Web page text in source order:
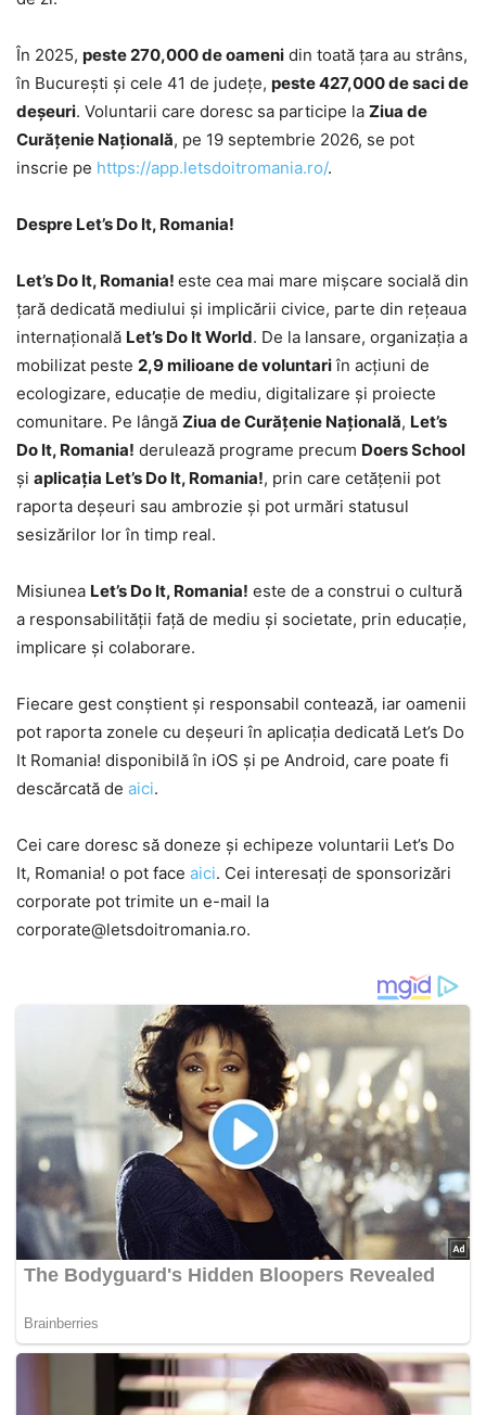
În 2025, peste 270,000 de oameni din toată țara au strâns,
în București și cele 41 de județe, peste 427,000 de saci de
deșeuri. Voluntarii care doresc sa participe la Ziua de
Curățenie Națională, pe 19 septembrie 2026, se pot
inscrie pe https://app.letsdoitromania.ro/.
Despre Let’s Do It, Romania!
Let’s Do It, Romania! este cea mai mare mișcare socială din
țară dedicată mediului și implicării civice, parte din rețeaua
internațională Let’s Do It World. De la lansare, organizația a
mobilizat peste 2,9 milioane de voluntariîn acțiuni de
ecologizare, educație de mediu, digitalizare și proiecte
comunitare. Pe lângă Ziua de Curățenie Națională, Let’s
Do It, Romania! derulează programe precum Doers School
și aplicația Let’s Do It, Romania!, prin care cetățenii pot
raporta deșeuri sau ambrozie și pot urmări statusul
sesizărilor lor în timp real.
Misiunea Let’s Do It, Romania! este de a construi o cultură
a responsabilității față de mediu și societate, prin educație,
implicare și colaborare.
Fiecare gest conștient și responsabil contează, iar oamenii
pot raporta zonele cu deșeuri în aplicația dedicată Let’s Do
It Romania! disponibilă în iOS și pe Android, care poate fi
descărcată de aici.
Cei care doresc să doneze și echipeze voluntarii Let’s Do
It, Romania! o pot face aici. Cei interesați de sponsorizări
corporate pot trimite un e-mail la
corporate@letsdoitromania.ro.